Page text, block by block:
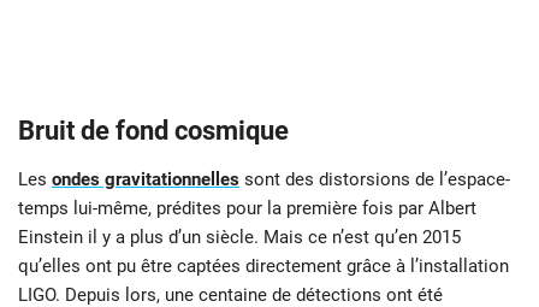
Bruit de fond cosmique
Les ondes gravitationnelles sont des distorsions de l’espace-
temps lui-même, prédites pour la première fois par Albert
Einstein il y a plus d’un siècle. Mais ce n’est qu’en 2015
qu’elles ont pu être captées directement grâce à l’installation
LIGO. Depuis lors, une centaine de détections ont été